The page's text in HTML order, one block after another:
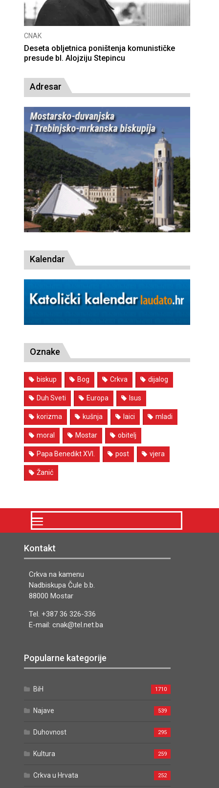
CNAK
Deseta obljetnica poništenja komunističke
presude bl. Alojziju Stepincu
Adresar
Kalendar
Oznake
biskup Bog Crkva dijalog
Duh Sveti Europa Isus
korizma kušnja laici mladi
moral Mostar obitelj
Papa Benedikt XVI. post vjera
Žanić
Kontakt
Crkva na kamenu
Nadbiskupa Čule b.b.
88000 Mostar
Tel. +387 36 326-336
E-mail: cnak@tel.net.ba
Popularne kategorije
BiH 1710
Najave 539
Duhovnost 295
Kultura 259
Crkva u Hrvata 252